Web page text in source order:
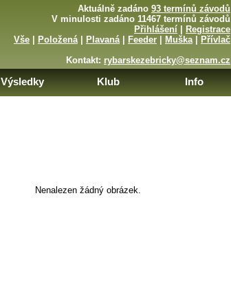
Aktuálně zadáno 93 termínů závodů
V minulosti zadáno 11467 termínů závodů
Přihlášení
Registrace
Vše
Položená| Plavaná| Feeder Muška|
Přívlač
Kontakt: rybarskezebricky@seznam.cz
Výsledky Klub Info
Nenalezen žádný obrázek.